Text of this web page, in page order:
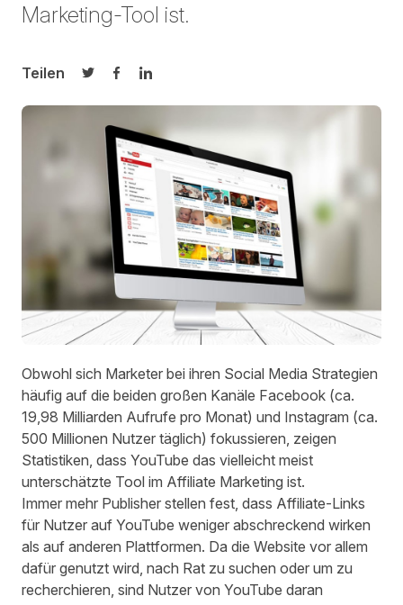
Marketing-Tool ist.
Teilen
Auf Twitter teilen
Auf Facebook teilen
Auf LinkedIn teilen
Obwohl sich Marketer bei ihren Social Media Strategien
häufig auf die beiden großen Kanäle Facebook (ca.
19,98 Milliarden Aufrufe pro Monat) und Instagram (ca.
500 Millionen Nutzer täglich) fokussieren, zeigen
Statistiken, dass YouTube das vielleicht meist
unterschätzte Tool im Affiliate Marketing ist.
Immer mehr Publisher stellen fest, dass Affiliate-Links
für Nutzer auf YouTube weniger abschreckend wirken
als auf anderen Plattformen. Da die Website vor allem
dafür genutzt wird, nach Rat zu suchen oder um zu
recherchieren, sind Nutzer von YouTube daran